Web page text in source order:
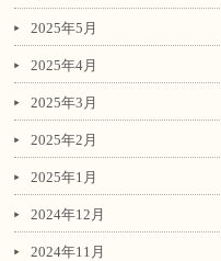
2025年5月
2025年4月
2025年3月
2025年2月
2025年1月
2024年12月
2024年11月